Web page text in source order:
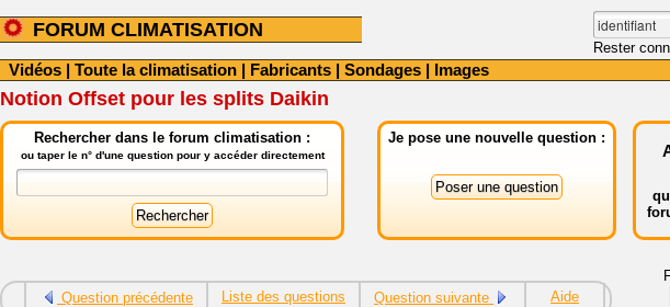
FORUM CLIMATISATION
Rester
Vidéos | Toute la climatisation | Fabricants | Sondages | Images
Notion Offset pour les splits Daikin
Rechercher dans le forum climatisation :
ou taper le n° d'une question pour y accéder directement
Je pose une nouvelle question :
Question précédente Liste des questions Question suivante Aide